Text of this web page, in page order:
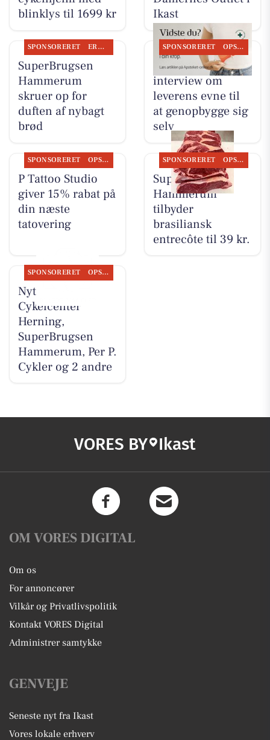
blinklys til 1699 kr
Ikast
SPONSORERET ERHVERV
SuperBrugsen
Hammerum
skruer op for
duften af nybagt
brød
SPONSORERET OPSLAGSTAVLEN
Ikast Apotek deler
interview om
leverens evne til
at genopbygge sig
selv
SPONSORERET OPSLAGSTAVLEN
P Tattoo Studio
giver 15% rabat på
din næste
tatovering
SPONSORERET OPSLAGSTAVLEN
SuperBrugsen
Hammerum
tilbyder
brasiliansk
entrecôte til 39 kr.
SPONSORERET OPSLAGSTAVLEN
Nyt fra
Cykelcenter
Herning,
SuperBrugsen
Hammerum, Per P.
Cykler og 2 andre
VORES BY Ikast
OM VORES DIGITAL
Om os
For annoncører
Vilkår og Privatlivspolitik
Kontakt VORES Digital
Administrer samtykke
GENVEJE
Seneste nyt fra Ikast
Vores lokale erhverv